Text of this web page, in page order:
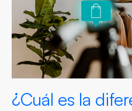
¿Cuál es la